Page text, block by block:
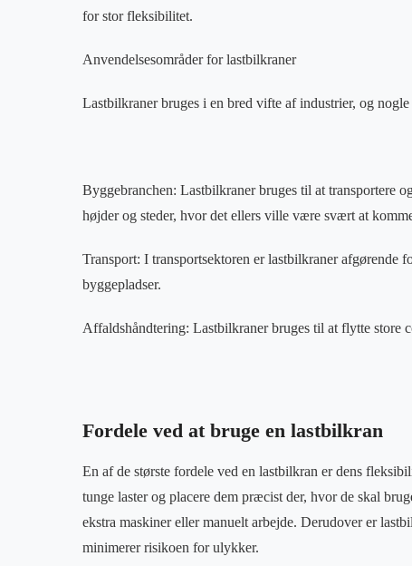
for stor fleksibilitet.
Anvendelsesområder for lastbilkraner
Lastbilkraner bruges i en bred vifte af industrier, og
Byggebranchen: Lastbilkraner bruges til at transportere
højder og steder, hvor det ellers ville være svært at
Transport: I transportsektoren er lastbilkraner
byggepladser.
Affaldshåndtering: Lastbilkraner bruges til at flytte store
Fordele ved at bruge en lastbilkran
En af de største fordele ved en lastbilkran er dens
tunge laster og placere dem præcist der, hvor de skal
ekstra maskiner eller manuelt arbejde. Derudover er
minimerer risikoen for ulykker.